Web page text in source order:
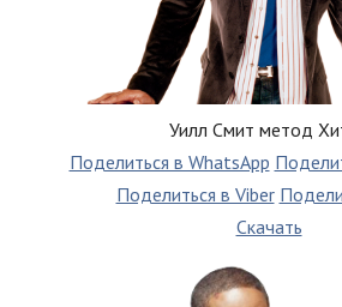
Уилл Смит метод
Поделиться в WhatsApp
Поделиться в Viber
Скачать